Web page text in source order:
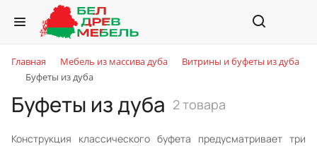
Главная Мебель из массива дуба
Витрины и буфеты из дуба
Буфеты из дуба
Буфеты из дуба 2 товара
Конструкция классического буфета предусматривает три